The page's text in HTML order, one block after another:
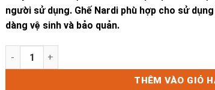
người sử dụng. Ghế Nardi phù hợp cho sử
dàng vệ sinh và bảo quản.
GHẾ NET RELAX số lượng
THÊM VÀO GIỎ